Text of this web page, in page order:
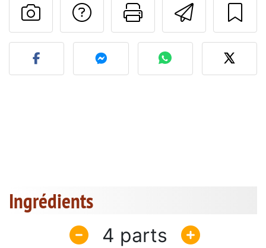
Imprimer
Poser une
Publier votre photo de
Ingrédients
4